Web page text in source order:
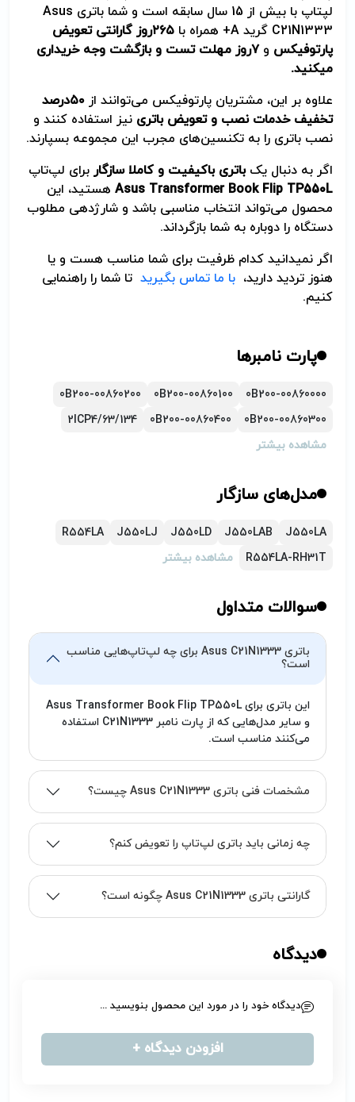
لپتاپ با بیش از 15 سال سابقه است و شما باتری Asus
C21N1333 گرید A+ همراه با
۲۶۵روز گارانتی تعویض
پارتوفیکس و۷روز مهلت تست و بازگشت وجه خریداری
می­کنید.
علاوه بر این، مشتریان پارتوفیکس می‌توانند از ۵۰درصد
تخفیف خدمات نصب و تعویض باتری نیز استفاده کنند و
نصب باتری را به تکنسین‌های مجرب این مجموعه بسپارند.
اگر به دنبال یکباتری باکیفیت و کاملا سازگار برای لپ‌تاپ
Asus Transformer Book Flip TP550L هستید، این
محصول می‌تواند انتخاب مناسبی باشد و شارژدهی مطلوب
دستگاه را دوباره به شما بازگرداند.
اگر نمی­دانید کدام ظرفیت برای شما مناسب هست و یا
هنوز تردید دارید، با ما تماس بگیرید تا شما را راهنمایی
کنیم.
پارت نامبرها
0B200-00860000
0B200-00860100
0B200-00860200
0B200-00860300
0B200-00860400
2ICP4/63/134
مشاهده بیشتر
مدل‌های سازگار
J550LA
J550LAB
J550LD
J550LJ
R554LA
R554LA-RH31T
مشاهده بیشتر
سوالات متداول
باتری Asus C21N1333 برای چه لپ‌تاپ‌هایی مناسب
است؟
این باتری برای Asus Transformer Book Flip TP550L
و سایر مدل‌هایی که از پارت نامبر C21N1333 استفاده
می‌کنند مناسب است.
مشخصات فنی باتری Asus C21N1333 چیست؟
چه زمانی باید باتری لپ‌تاپ را تعویض کنم؟
گارانتی باتری Asus C21N1333 چگونه است؟
دیدگاه
دیدگاه خود را در مورد این محصول بنویسید ...
افزودن دیدگاه +